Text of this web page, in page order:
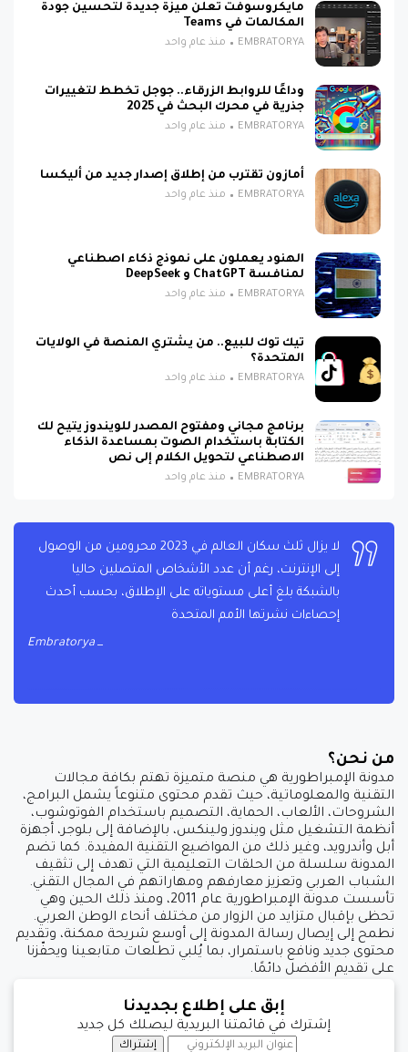
مايكروسوفت تعلن ميزة جديدة لتحسين جودة
المكالمات في Teams
EMBRATORYA منذ عام واحد
وداعًا للروابط الزرقاء.. جوجل تخطط لتغييرات
جذرية في محرك البحث في 2025
EMBRATORYA منذ عام واحد
أمازون تقترب من إطلاق إصدار جديد من أليكسا
EMBRATORYA منذ عام واحد
الهنود يعملون على نموذج ذكاء اصطناعي
لمنافسة ChatGPT و DeepSeek
EMBRATORYA منذ عام واحد
تيك توك للبيع.. من يشتري المنصة في الولايات
المتحدة؟
EMBRATORYA منذ عام واحد
برنامج مجاني ومفتوح المصدر للويندوز يتيح لك
الكتابة باستخدام الصوت بمساعدة الذكاء
الاصطناعي لتحويل الكلام إلى نص
EMBRATORYA منذ عام واحد
لا يزال ثلث سكان العالم في 2023 محرومين من الوصول
إلى الإنترنت، رغم أن عدد الأشخاص المتصلين حاليا
بالشبكة بلغ أعلى مستوياته على الإطلاق، بحسب أحدث
إحصاءات نشرتها الأمم المتحدة
Embratorya
من نحن؟
مدونة الإمبراطورية هي منصة متميزة تهتم بكافة مجالات
التقنية والمعلوماتية، حيث تقدم محتوى متنوعاً يشمل البرامج،
الشروحات، الألعاب، الحماية، التصميم باستخدام الفوتوشوب،
أنظمة التشغيل مثل ويندوز ولينكس، بالإضافة إلى بلوجر، أجهزة
أبل وأندرويد، وغير ذلك من المواضيع التقنية المفيدة. كما تضم
المدونة سلسلة من الحلقات التعليمية التي تهدف إلى تثقيف
الشباب العربي وتعزيز معارفهم ومهاراتهم في المجال التقني.
تأسست مدونة الإمبراطورية عام 2011، ومنذ ذلك الحين وهي
تحظى بإقبال متزايد من الزوار من مختلف أنحاء الوطن العربي.
نطمح إلى إيصال رسالة المدونة إلى أوسع شريحة ممكنة، وتقديم
محتوى جديد ونافع باستمرار، بما يُلبي تطلعات متابعينا ويحفّزنا
على تقديم الأفضل دائمًا.
إبق على إطلاع بجديدنا
إشترك في قائمتنا البريدية ليصلك كل جديد
إشتراك